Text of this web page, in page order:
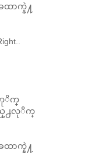
ာက္နဲ႔
ကုိက္
ည္႕လုိက္
ာက္နဲ႔